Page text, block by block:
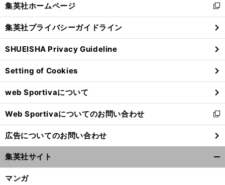
閉
る
集英社ホームページ
新
し
い
ウ
ィ
ン
ド
ウ
で
開
く
集英社プライバシーガイドライン
SHUEISHA Privacy Guideline
Setting of Cookies
web Sportivaについて
Web Sportivaについてのお問い合わせ
新
し
い
ウ
ィ
ン
広告についてのお問い合わせ
集英社サイト
マンガ